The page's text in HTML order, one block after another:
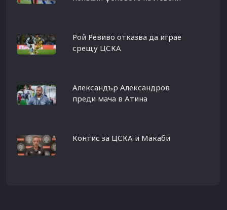
Рой Ревиво отказва да играе
срещу ЦСКА
Александър Александров
преди мача в Атина
Контис за ЦСКА и Макаби